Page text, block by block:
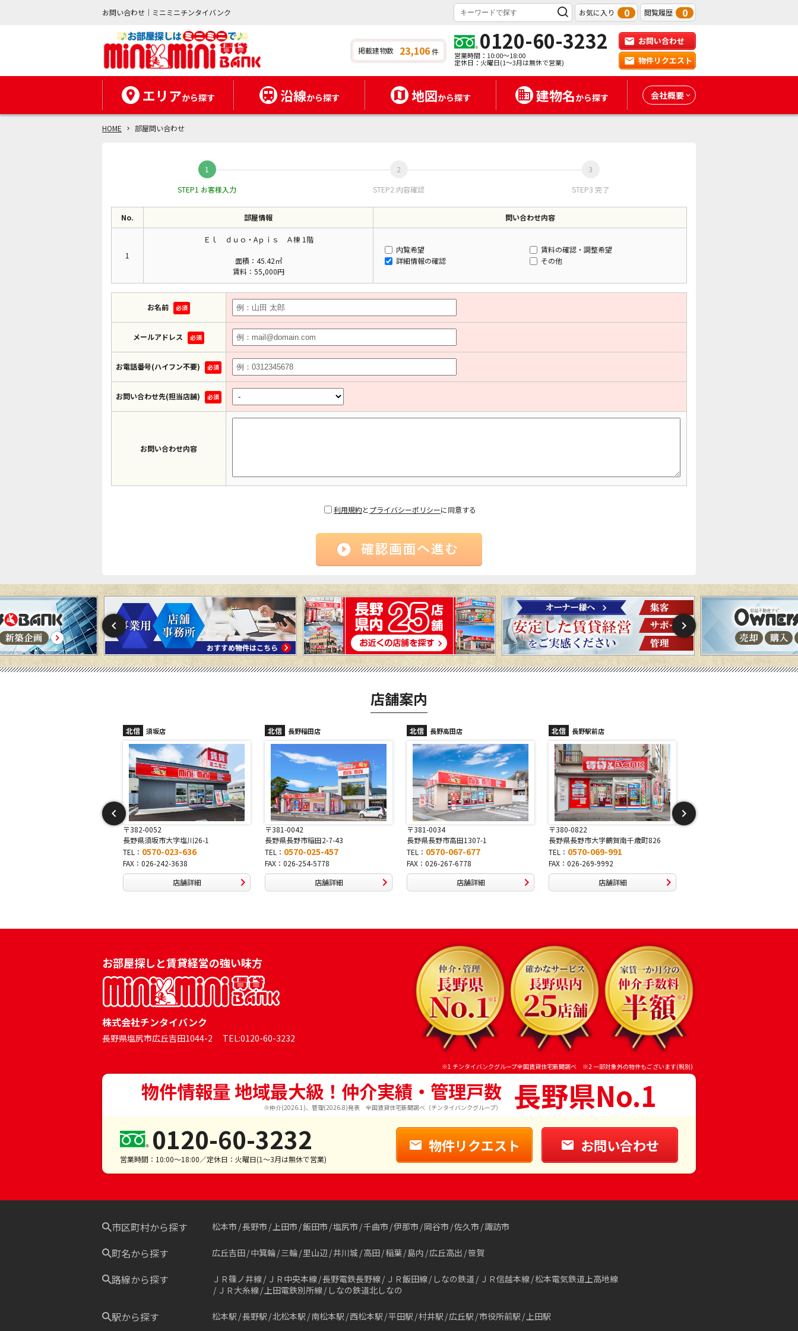
お問い合わせ｜ミニミニチンタイバンク お気に入り 0 閲覧履歴 0
掲載建物数 23,106件 0120-60-3232
営業時間：10:00～18:00
定休日：火曜日(1～3月は無休で営業)
お問い合わせ
物件リクエスト
エリアから探す 沿線から探す 地図から探す 建物名から探す 会社概要
HOME 部屋問い合わせ
STEP1 お客様入力 STEP2 内容確認 STEP3 完了
No. 部屋情報 問い合わせ内容
1
Ｅｌ ｄｕｏ・Aｐｉｓ Ａ棟 1階
面積：45.42㎡
賃料：55,000円
内覧希望
賃料の確認・調整希望
詳細情報の確認
その他
お名前 必須
メールアドレス 必須
お電話番号(ハイフン不要) 必須
お問い合わせ先(担当店舗) 必須
お問い合わせ内容
利用規約とプライバシーポリシーに同意する
店舗案内
須坂店
〒382-0052
長野県須坂市大字塩川26-1
0570-023-636
FAX：026-242-3638
店舗詳細
長野稲田店
〒381-0042
長野県長野市稲田2-7-43
0570-025-457
FAX：026-254-5778
店舗詳細
長野高田店
〒381-0034
長野県長野市高田1307-1
0570-067-677
FAX：026-267-6778
店舗詳細
長野駅前店
〒380-0822
長野県長野市大字鶴賀南千歳町826
0570-069-991
FAX：026-269-9992
店舗詳細
〒381-2243
お部屋探しと賃貸経営の強い味方
株式会社チンタイバンク
長野県塩尻市広丘吉田1044-2 TEL:0120-60-3232
※1 チンタイバンクグループ全国賃貸住宅新聞調べ ※2 一部対象外の物件もございます(税別)
物件情報量 地域最大級！仲介実績・管理戸数
※仲介(2026.1)、管理(2026.8)発表 全国賃貸住宅新聞調べ（チンタイバンクグループ） 長野県No.1
0120-60-3232
営業時間：10:00～18:00／定休日：火曜日(1～3月は無休で営業)
物件リクエスト お問い合わせ
市区町村から探す 松本市 長野市 上田市 飯田市 塩尻市 千曲市 伊那市 岡谷市 佐久市 諏訪市
町名から探す 広丘吉田 中箕輪 三輪 里山辺 井川城 高田 稲葉 島内 広丘高出 笹賀
路線から探す ＪＲ篠ノ井線 ＪＲ中央本線 長野電鉄長野線 ＪＲ飯田線 しなの鉄道 ＪＲ信越本線 松本電気鉄道上高地線
ＪＲ大糸線 上田電鉄別所線 しなの鉄道北しなの
駅から探す 松本駅 長野駅 北松本駅 南松本駅 西松本駅 平田駅 村井駅 広丘駅 市役所前駅 上田駅